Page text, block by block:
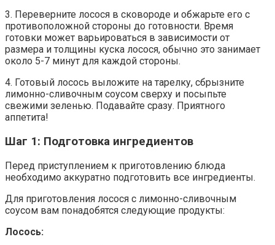
3. Переверните лосося в сковороде и обжарьте его с
противоположной стороны до готовности. Время
готовки может варьироваться в зависимости от
размера и толщины куска лосося, обычно это занимает
около 5-7 минут для каждой стороны.
4. Готовый лосось выложите на тарелку, сбрызните
лимонно-сливочным соусом сверху и посыпьте
свежими зеленью. Подавайте сразу. Приятного
аппетита!
Шаг 1: Подготовка ингредиентов
Перед приступлением к приготовлению блюда
необходимо аккуратно подготовить все ингредиенты.
Для приготовления лосося с лимонно-сливочным
соусом вам понадобятся следующие продукты:
Лосось: